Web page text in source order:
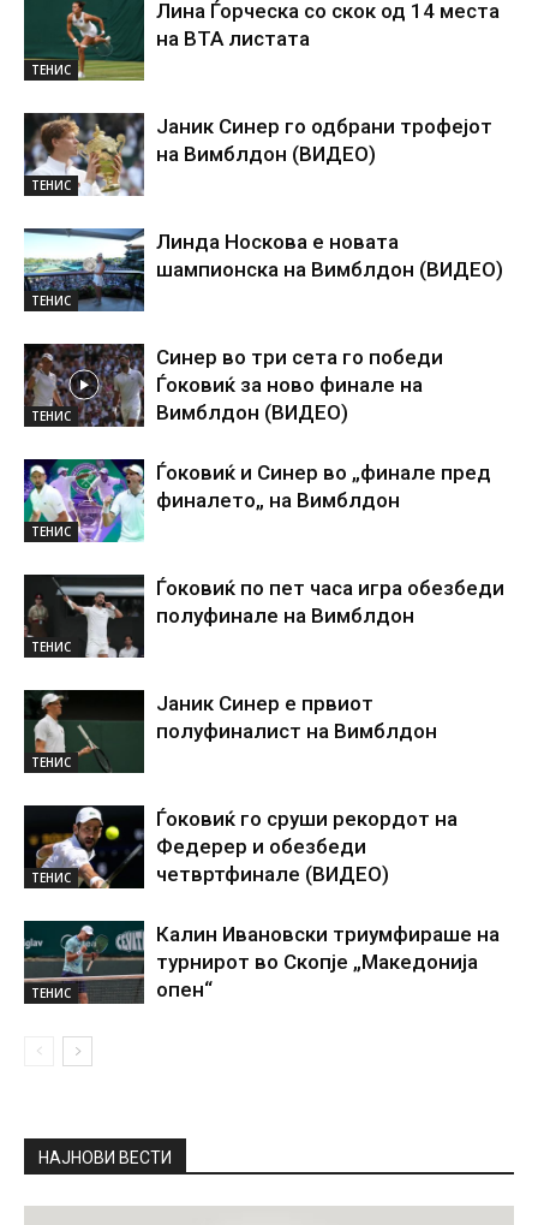
ТЕНИС
Лина Ѓорческа со скок од 14 места
на ВТА листата
ТЕНИС
Јаник Синер го одбрани трофејот
на Вимблдон (ВИДЕО)
ТЕНИС
Линда Носкова е новата
шампионска на Вимблдон (ВИДЕО)
ТЕНИС
Синер во три сета го победи
Ѓоковиќ за ново финале на
Вимблдон (ВИДЕО)
ТЕНИС
Ѓоковиќ и Синер во „финале пред
финалето„ на Вимблдон
ТЕНИС
Ѓоковиќ по пет часа игра обезбеди
полуфинале на Вимблдон
ТЕНИС
Јаник Синер е првиот
полуфиналист на Вимблдон
ТЕНИС
Ѓоковиќ го сруши рекордот на
Федерер и обезбеди
четвртфинале (ВИДЕО)
ТЕНИС
Калин Ивановски триумфираше на
турнирот во Скопје „Македонија
опен“
НАЈНОВИ ВЕСТИ